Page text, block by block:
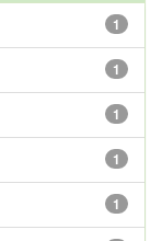
1
1
1
1
1